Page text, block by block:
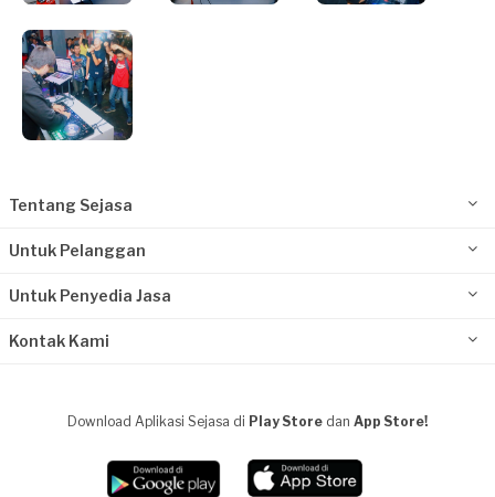
Tentang Sejasa
Untuk Pelanggan
Untuk Penyedia Jasa
Kontak Kami
Download Aplikasi Sejasa di Play Store dan App Store!